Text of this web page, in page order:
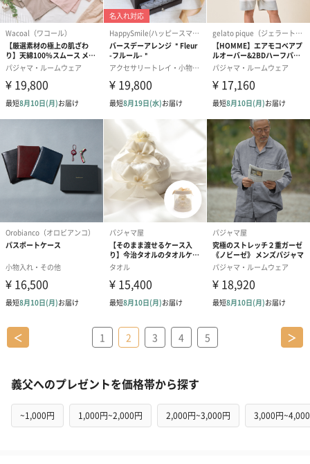
＜ 1 2 3 4 5 ＞
義父へのプレゼントを価格帯から探す
~1,000円 1,000円~2,000円 2,000円~3,000円 3,000円